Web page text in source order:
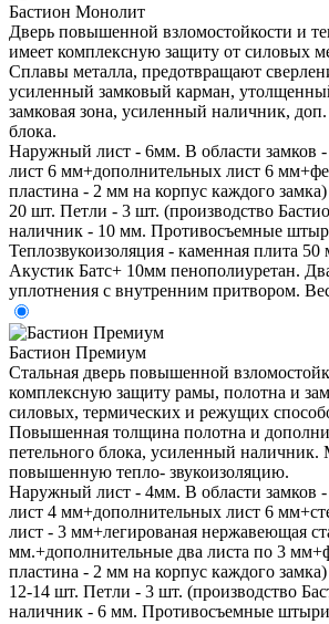
Бастион Монолит
Дверь повышенной взломостойкости и
имеет комплексную защиту от силовых
Сплавы металла, предотвращают
усиленный замковый карман,
замковая зона, усиленный наличник,
блока.
Наружный лист - 6мм. В области замков
лист 6 мм+дополнительных лист 6
пластина - 2 мм на корпус каждого
20 шт. Петли - 3 шт. (производство
наличник - 10 мм. Противосъемные
Теплозвукоизоляция - каменная плита
Акустик Батс+ 10мм пенополиуретан.
уплотнения с внутренним притвором.
Бастион Премиум
Стальная дверь повышенной
комплексную защиту рамы, полотна и
силовых, термических и режущих
Повышенная толщина полотна и
петельного блока, усиленный наличник.
повышенную тепло- звукоизоляцию.
Наружный лист - 4мм. В области замков
лист 4 мм+дополнительных лист 6
лист - 3 мм+легированая нержавеющая
мм.+дополнительные два листа по 3
пластина - 2 мм на корпус каждого
12-14 шт. Петли - 3 шт. (производство
наличник - 6 мм. Противосъемные